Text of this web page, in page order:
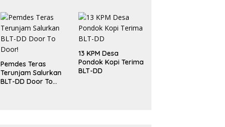
Pemdes Teras
Terunjam Salurkan
BLT-DD Door To
13 KPM Desa
Pondok Kopi Terima
BLT-DD